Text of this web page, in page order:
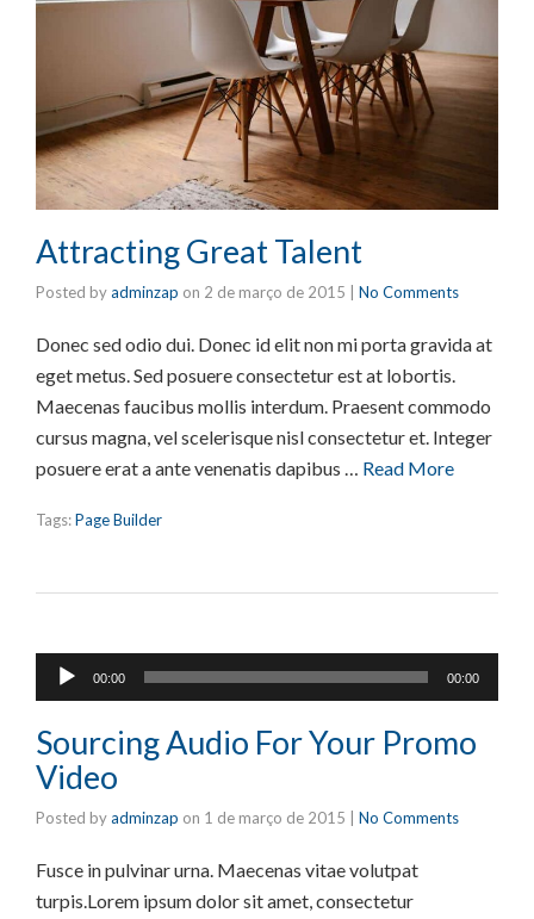
Attracting Great Talent
Posted byadminzap on 2 de março de 2015 No Comments
Donec sed odio dui. Donec id elit non mi porta gravida at
eget metus. Sed posuere consectetur est at lobortis.
Maecenas faucibus mollis interdum. Praesent commodo
cursus magna, vel scelerisque nisl consectetur et. Integer
posuere erat a ante venenatis dapibus … Read More
Tags:Page Builder
Tocador
de
áudio
00:00 00:00
Sourcing Audio For Your Promo
Video
Posted byadminzap on 1 de março de 2015 No Comments
Fusce in pulvinar urna. Maecenas vitae volutpat
turpis.Lorem ipsum dolor sit amet, consectetur